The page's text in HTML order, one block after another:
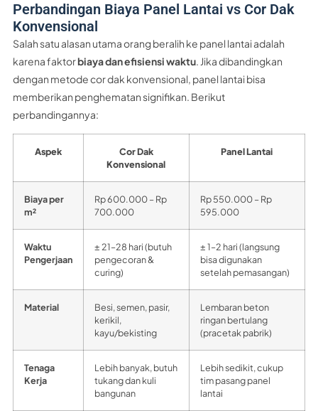
Perbandingan Biaya Panel Lantai vs Cor Dak
Konvensional
Salah satu alasan utama orang beralih ke panel lantai adalah
karena faktorbiaya dan efisiensi waktu. Jika dibandingkan
dengan metode cor dak konvensional, panel lantai bisa
memberikan penghematan signifikan. Berikut
perbandingannya:
Aspek
Cor Dak
Konvensional
Panel Lantai
Biaya per
m²
Rp 600.000 – Rp
700.000
Rp 550.000 – Rp
595.000
Waktu
Pengerjaan
± 21–28 hari (butuh
pengecoran &
curing)
± 1–2 hari (langsung
bisa digunakan
setelah pemasangan)
Material
Besi, semen, pasir,
kerikil,
kayu/bekisting
Lembaran beton
ringan bertulang
(pracetak pabrik)
Tenaga
Kerja
Lebih banyak, butuh
tukang dan kuli
bangunan
Lebih sedikit, cukup
tim pasang panel
lantai